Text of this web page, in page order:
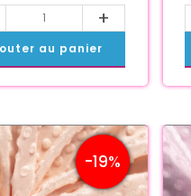
+
au panier
-19%